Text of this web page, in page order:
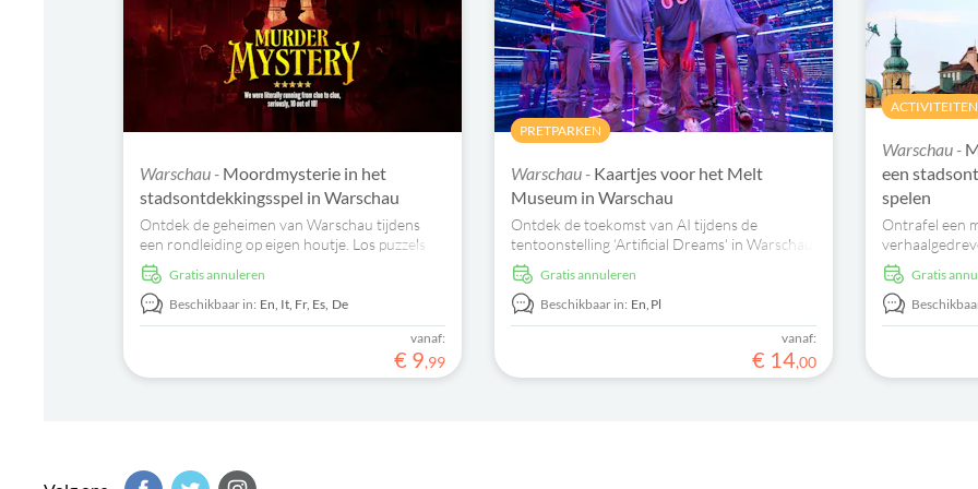
Warschau - Moordmysterie in het
stadsontdekkingsspel in Warschau
Ontdek de geheimen van Warschau tijdens
een rondleiding op eigen houtje. Los puzzels
op, bezoek bezienswaardigheden en volg een
spannend verhaal.
Gratis annuleren
Beschikbaar in: En, It, Fr, Es, De
vanaf:
€ 9,99
PRETPARKEN
Warschau - Kaartjes voor het Melt
Museum in Warschau
Ontdek de toekomst van AI tijdens de
tentoonstelling ‘Artificial Dreams' in Warschau.
Reserveer nu voor een onvergetelijke,
interactieve ervaring!
Gratis annuleren
Beschikbaar in: En,Pl
vanaf:
€ 14,00
ACTIVITEITEN
Warschau -
een
spelen
Ontrafel een
en puzzels op
verkent.
Gratis